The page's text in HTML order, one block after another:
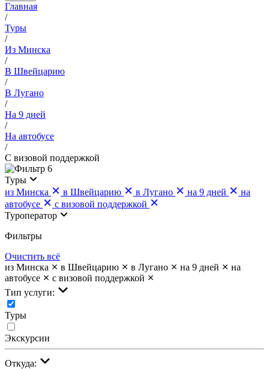
Главная
/
Туры
/
Из Минска
/
В Швейцарию
/
В Лугано
/
На 9 дней
/
На автобусе
/
С визовой поддержкой
6
Туры
из Минска
в Швейцарию в Лугано на 9 дней
на
автобусе
с визовой поддержкой
Туроператор
Фильтры
Очистить всё
из Минска
в Швейцарию в Лугано на 9 дней
на
автобусе
с визовой поддержкой
Тип услуги:
Туры
Экскурсии
Откуда: